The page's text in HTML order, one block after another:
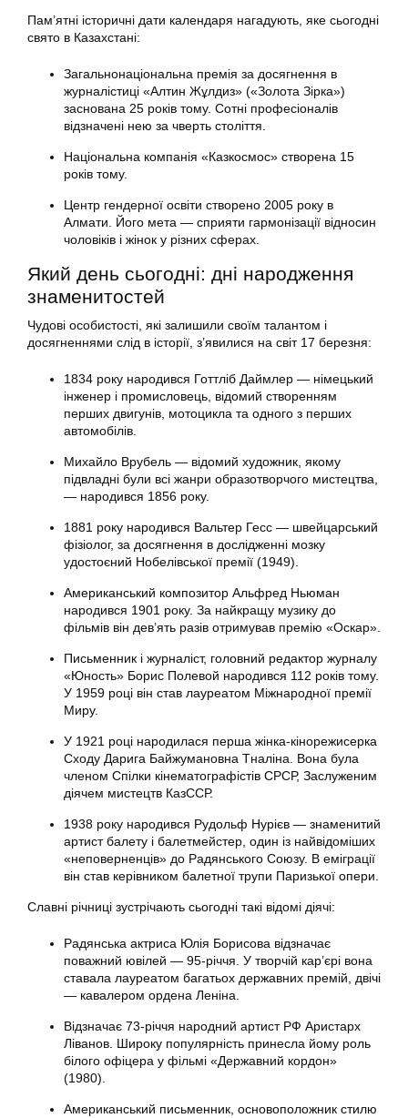
Пам’ятні історичні дати календаря нагадують, яке сьогодні
свято в Казахстані:
Загальнонаціональна премія за досягнення в
журналістиці «Алтин Жұлдиз» («Золота Зірка»)
заснована 25 років тому. Сотні професіоналів
відзначені нею за чверть століття.
Національна компанія «Казкосмос» створена 15
років тому.
Центр гендерної освіти створено 2005 року в
Алмати. Його мета — сприяти гармонізації відносин
чоловіків і жінок у різних сферах.
Який день сьогодні: дні народження
знаменитостей
Чудові особистості, які залишили своїм талантом і
досягненнями слід в історії, з’явилися на світ 17 березня:
1834 року народився Готтліб Даймлер — німецький
інженер і промисловець, відомий створенням
перших двигунів, мотоцикла та одного з перших
автомобілів.
Михайло Врубель — відомий художник, якому
підвладні були всі жанри образотворчого мистецтва,
— народився 1856 року.
1881 року народився Вальтер Гесс — швейцарський
фізіолог, за досягнення в дослідженні мозку
удостоєний Нобелівської премії (1949).
Американський композитор Альфред Ньюман
народився 1901 року. За найкращу музику до
фільмів він дев’ять разів отримував премію «Оскар».
Письменник і журналіст, головний редактор журналу
«Юность» Борис Полевой народився 112 років тому.
У 1959 році він став лауреатом Міжнародної премії
Миру.
У 1921 році народилася перша жінка-кінорежисерка
Сходу Дарига Байжумановна Тналіна. Вона була
членом Спілки кінематографістів СРСР, Заслуженим
діячем мистецтв КазССР.
1938 року народився Рудольф Нурієв — знаменитий
артист балету і балетмейстер, один із найвідоміших
«неповерненців» до Радянського Союзу. В еміграції
він став керівником балетної трупи Паризької опери.
Славні річниці зустрічають сьогодні такі відомі діячі:
Радянська актриса Юлія Борисова відзначає
поважний ювілей — 95-річчя. У творчій кар’єрі вона
ставала лауреатом багатьох державних премій, двічі
— кавалером ордена Леніна.
Відзначає 73-річчя народний артист РФ Аристарх
Ліванов. Широку популярність принесла йому роль
білого офіцера у фільмі «Державний кордон»
(1980).
Американський письменник, основоположник стилю